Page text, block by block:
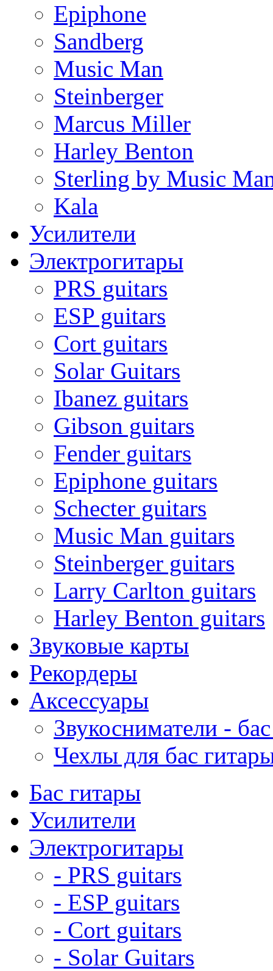
Epiphone
Sandberg
Music Man
Steinberger
Marcus Miller
Harley Benton
Sterling by Music
Kala
Усилители
Электрогитары
PRS guitars
ESP guitars
Cort guitars
Solar Guitars
Ibanez guitars
Gibson guitars
Fender guitars
Epiphone guitars
Schecter guitars
Music Man guitars
Steinberger guitars
Larry Carlton guitars
Harley Benton guitars
Звуковые карты
Рекордеры
Аксессуары
Звукосниматели -
Чехлы для бас
Бас гитары
Усилители
Электрогитары
- PRS guitars
- ESP guitars
- Cort guitars
- Solar Guitars